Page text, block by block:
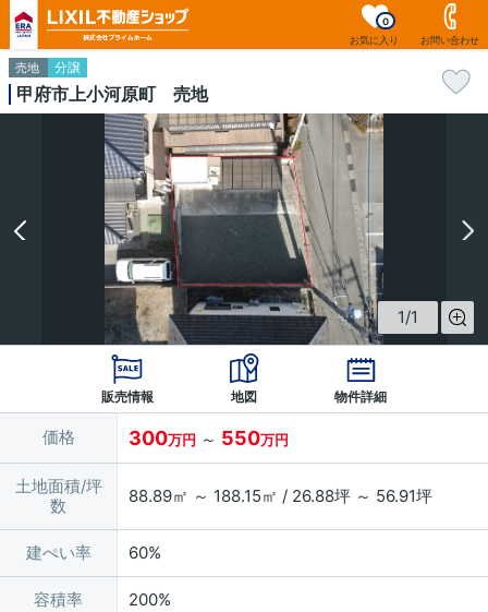
お気に入り
0
お問い合わせ
売地 分譲
甲府市上小河原町 売地
1/1
販売情報 地図 物件詳細
価格 300万円 ～ 550万円
土地面積/坪
数
88.89㎡ ～ 188.15㎡ / 26.88坪 ～ 56.91坪
建ぺい率 60%
容積率 200%